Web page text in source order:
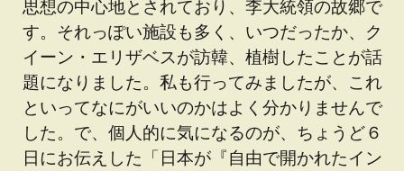
思想の中心地とされており、李大統領の故郷で
す。それっぽい施設も多く、いつだったか、ク
イーン・エリザベスが訪韓、植樹したことが話
題になりました。私も行ってみましたが、これ
といってなにがいいのかはよく分かりませんで
した。で、個人的に気になるのが、ちょうど６
日にお伝えした「日本が『自由で開かれたイン